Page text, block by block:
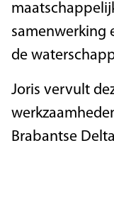
samenwerking
de
Joris vervult
Brabantse